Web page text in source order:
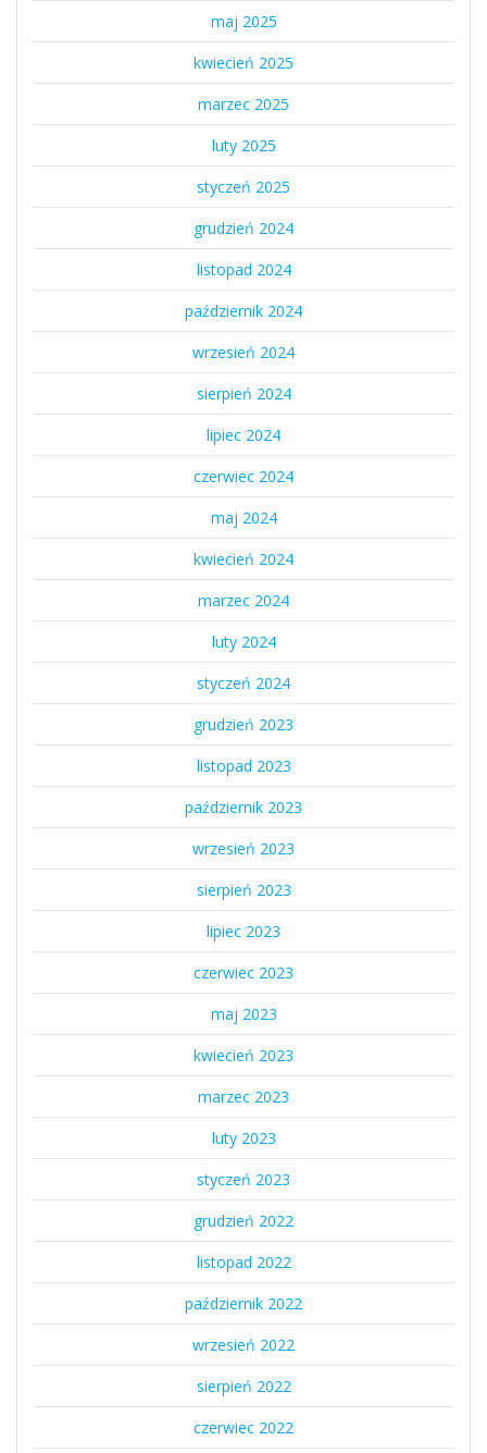
maj 2025
kwiecień 2025
marzec 2025
luty 2025
styczeń 2025
grudzień 2024
listopad 2024
październik 2024
wrzesień 2024
sierpień 2024
lipiec 2024
czerwiec 2024
maj 2024
kwiecień 2024
marzec 2024
luty 2024
styczeń 2024
grudzień 2023
listopad 2023
październik 2023
wrzesień 2023
sierpień 2023
lipiec 2023
czerwiec 2023
maj 2023
kwiecień 2023
marzec 2023
luty 2023
styczeń 2023
grudzień 2022
listopad 2022
październik 2022
wrzesień 2022
sierpień 2022
czerwiec 2022